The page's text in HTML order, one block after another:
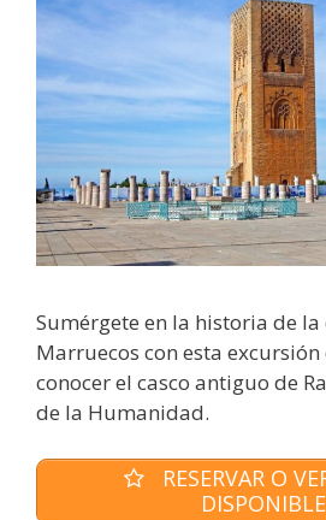
Sumérgete en la historia de
Marruecos con esta
conocer el casco antiguo de
de la Humanidad.
RESERVAR O